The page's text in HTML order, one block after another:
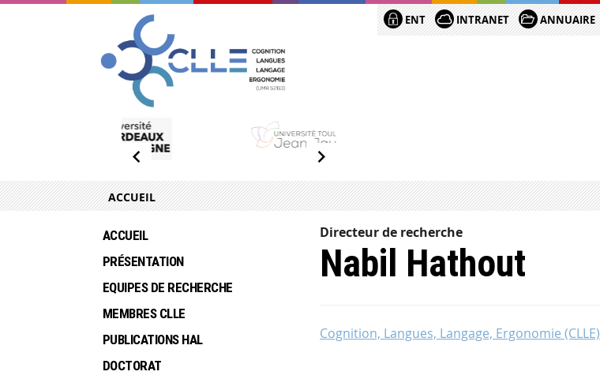
ENT INTRANET ANNUAIRE
ACCUEIL
Directeur de recherche
Nabil Hathout
Cognition, Langues, Langage, Ergonomie (CLLE)
ACCUEIL
PRÉSENTATION
EQUIPES DE RECHERCHE
MEMBRES CLLE
PUBLICATIONS HAL
DOCTORAT